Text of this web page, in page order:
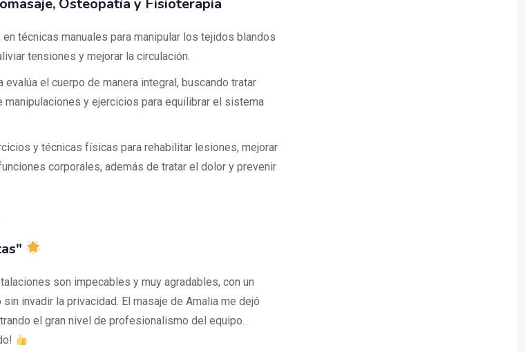
Osteopatía y Fisioterapia
en técnicas manuales para manipular los tejidos blandos
tensiones y mejorar la circulación.
evalúa el cuerpo de manera integral, buscando tratar
y ejercicios para equilibrar el sistema
y técnicas físicas para rehabilitar lesiones, mejorar
corporales, además de tratar el dolor y prevenir
son impecables y muy agradables, con un
invadir la privacidad. El masaje de Amalia me dejó
el gran nivel de profesionalismo del equipo.